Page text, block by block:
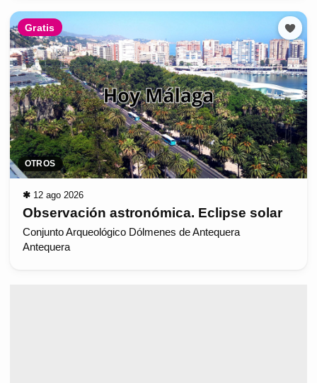
Gratis
OTROS
✱ 12 ago 2026
Observación astronómica. Eclipse solar
Conjunto Arqueológico Dólmenes de Antequera
Antequera